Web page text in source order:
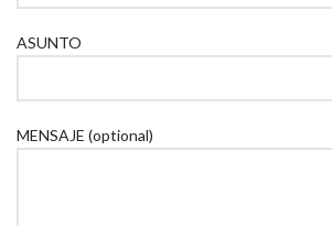
ASUNTO
MENSAJE (optional)